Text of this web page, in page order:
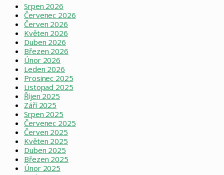
Srpen 2026
Červenec 2026
Červen 2026
Květen 2026
Duben 2026
Březen 2026
Únor 2026
Leden 2026
Prosinec 2025
Listopad 2025
Říjen 2025
Září 2025
Srpen 2025
Červenec 2025
Červen 2025
Květen 2025
Duben 2025
Březen 2025
Únor 2025